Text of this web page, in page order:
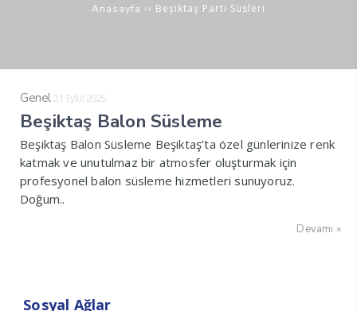
Anasayfa ›› Beşiktaş Parti Süsleri
Genel 21 Eylül 2025
Beşiktaş Balon Süsleme
Beşiktaş Balon Süsleme Beşiktaş’ta özel günlerinize renk
katmak ve unutulmaz bir atmosfer oluşturmak için
profesyonel balon süsleme hizmetleri sunuyoruz.
Doğum..
Devamı »
Sosyal Ağlar